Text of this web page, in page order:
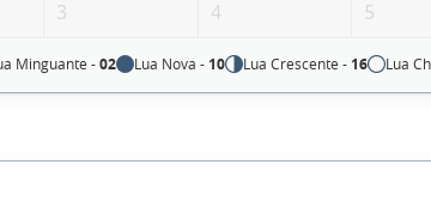
3 4 5
Minguante -02 Lua Nova - 10 Lua Crescente - 16 Lua